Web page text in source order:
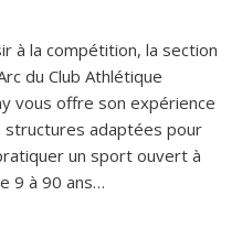
à la compétition, la section
du Club Athlétique
vous offre son expérience
structures adaptées pour
un sport ouvert à
9 à 90 ans…